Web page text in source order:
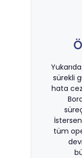
sürekli
hata
tüm